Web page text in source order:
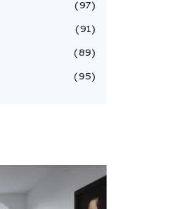
97
91
89
95